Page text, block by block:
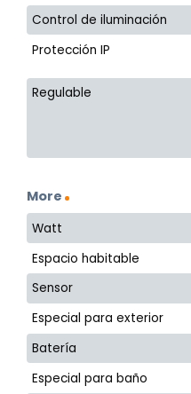
Control de iluminación
Protección IP
Regulable
More
Watt
Espacio habitable
Sensor
Especial para exterior
Batería
Especial para baño